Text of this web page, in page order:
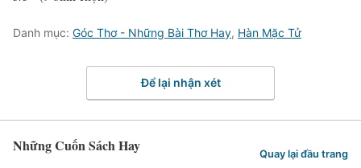
Danh mục: Góc Thơ - Những Bài Thơ Hay, Hàn Mặc Tử
Để lại nhận xét
Những Cuốn Sách Hay Quay lại đầu trang